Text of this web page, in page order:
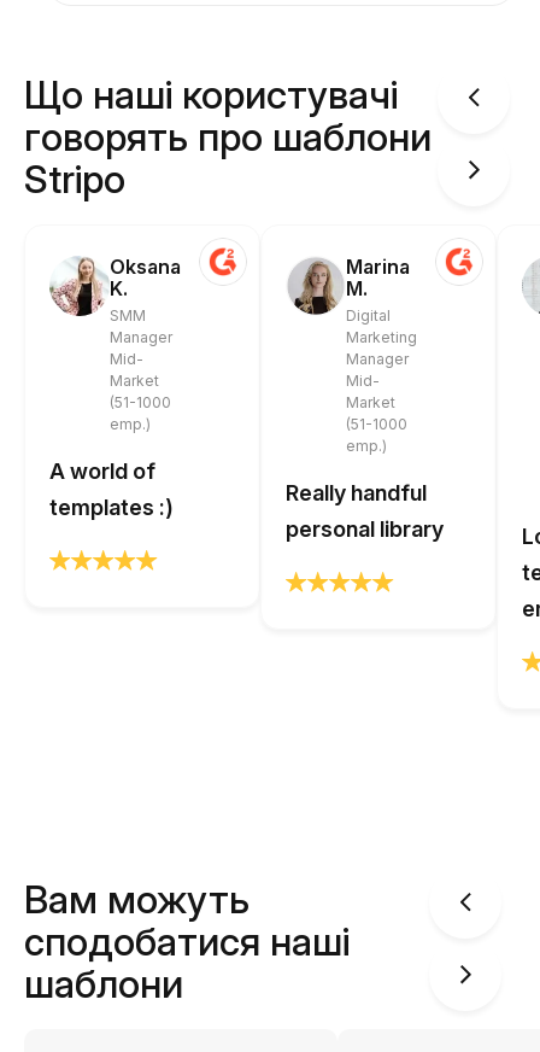
Що наші користувачі
говорять про шаблони
Stripo
Oksana
K.
SMM
Manager
Mid-
Market
(51-1000
emp.)
A world of
templates :)
Marina
M.
Digital
Marketing
Manager
Mid-
Market
(51-1000
emp.)
Really handful
personal library
Вам можуть
сподобатися наші
шаблони